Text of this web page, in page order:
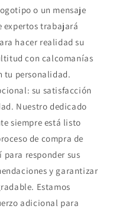
o un mensaje
expertos trabajará
hacer realidad su
con calcomanías
tu personalidad.
su satisfacción
Nuestro dedicado
siempre está listo
de compra de
responder sus
y garantizar
Estamos
adicional para